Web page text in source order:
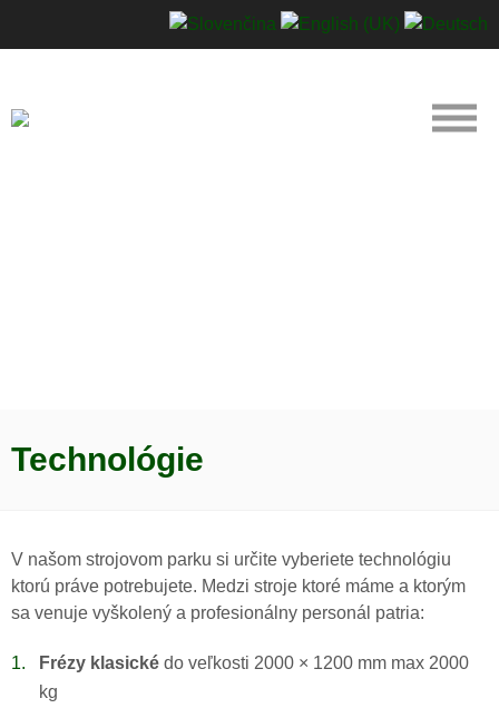
Technológie
V našom strojovom parku si určite vyberiete technológiu
ktorú práve potrebujete. Medzi stroje ktoré máme a ktorým
sa venuje vyškolený a profesionálny personál patria:
Frézy klasické do veľkosti 2000 × 1200 mm max 2000
kg